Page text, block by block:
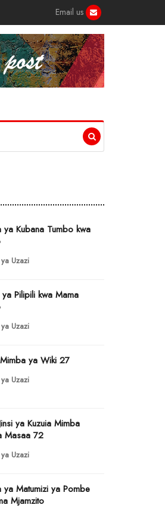
Email us
ya Kubana Tumbo kwa
Uzazi
ya Pilipili kwa Mama
Uzazi
ya Wiki 27
Uzazi
ya Kuzuia Mimba
Masaa 72
Uzazi
ya Matumizi ya Pombe
Mjamzito